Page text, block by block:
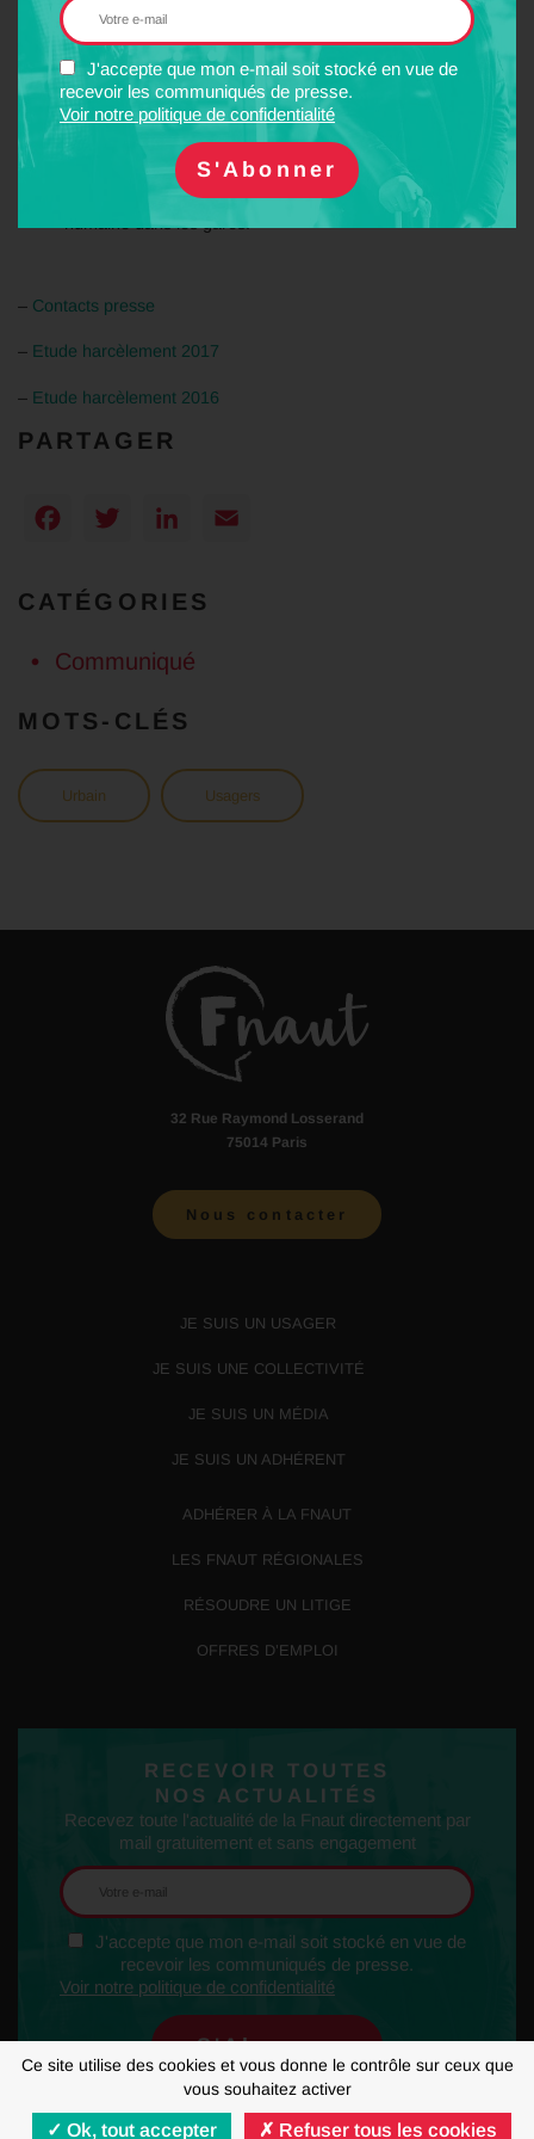
Ce site utilise des cookies et vous donne le contrôle sur ceux que
vous souhaitez activer
Ok, tout accepter Refuser tous les cookies
J'accepte que mon e-mail soit stocké en vue de
recevoir les communiqués de presse.
Voir notre politique de confidentialité
seul
Le renforcement de la
des
agents, du personnel exploitant et des forces de l’ordre est
indispensable pour mieux repérer les situations de
harcèlement. Elle doit s’accompagner de campagnes de
sensibilisationet d’information des usagers.
La prise en en compte des
besoins des femmes
l’aménagement urbain et l’organisation des parcours
notamment le dispositif d’arrêt à la demande et la présence
humaine dans les gares.
– Contacts presse
– Etude harcèlement 2017
– Etude harcèlement 2016
PARTAGER
Facebook
TwitterLinkedIn
CATÉGORIES
Communiqué
MOTS-CLÉS
Urbain Usagers
32 Rue Raymond Losserand
75014 Paris
Nous contacter
JE SUIS UN USAGER
JE SUIS UNE COLLECTIVITÉ
JE SUIS UN MÉDIA
JE SUIS UN ADHÉRENT
ADHÉRER À LA FNAUT
LES FNAUT RÉGIONALES
RÉSOUDRE UN LITIGE
OFFRES D’EMPLOI
RECEVOIR TOUTES
NOS ACTUALITÉS
Recevez toute l'actualité de la Fnaut directement par
mail gratuitement et sans engagement
J'accepte que mon e-mail soit stocké en vue de
recevoir les communiqués de presse.
Voir notre politique de confidentialité